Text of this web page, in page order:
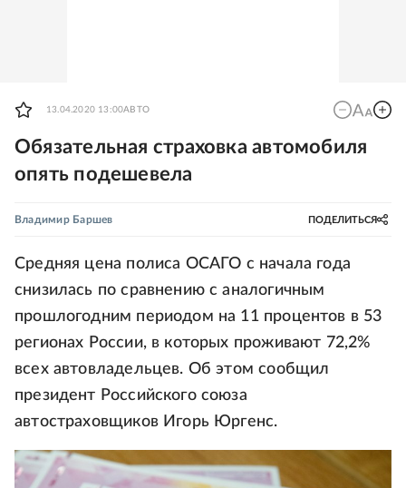
13.04.2020 13:00АВТО
Обязательная страховка автомобиля
опять подешевела
Владимир Баршев ПОДЕЛИТЬСЯ
Средняя цена полиса ОСАГО с начала года
снизилась по сравнению с аналогичным
прошлогодним периодом на 11 процентов в 53
регионах России, в которых проживают 72,2%
всех автовладельцев. Об этом сообщил
президент Российского союза
автостраховщиков Игорь Юргенс.